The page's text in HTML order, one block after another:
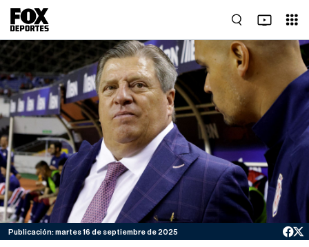
Publicación: martes 16 de septiembre de 2025